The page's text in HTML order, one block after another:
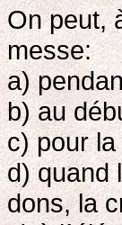
On peut,
messe:
a)
b) au
c) pour
d) quand
dons, la